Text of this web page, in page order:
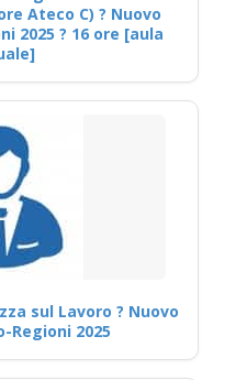
Ateco C) ? Nuovo
2025 ? 16 ore [aula
sul Lavoro ? Nuovo
Regioni 2025